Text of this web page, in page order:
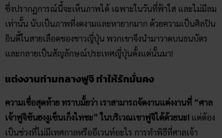
ซึ่งปรากฏการณ์นี้จะเห็นภาพได้ เฉพาะในวันที่ฟ้าใส และไม่มีลม
เท่านั้น นับเป็นภาพที่งดงามและหายากมาก ด้วยความเป็นศิลปิน
อินดี้ในสายเลือดของชาวญี่ปุ่น พวกเขาจึงนำมาวาดบนธนบัตร
และกลายเป็นสัญลักษณ์ประเทศญี่ปุ่นตั้งแต่นั้นมา!
แต่งงานท่ามกลางฟูจิ ทำให้รักมั่นคง
ความเชื่อสุดท้าย ทราบมั้ยว่า เราสามารถจัดงานแต่งงานที่ “ศาล
เจ้าฟูจิซันฮงงูเซ็นเก็งไทชะ” ในบริเวณเขาฟูจิได้ด้วยนะ! แต่ต้อง
เป็นช่วงที่ไม่มีเทศกาลหรืออีเวนท์อะไร การทำพิธีที่ศาลเจ้า